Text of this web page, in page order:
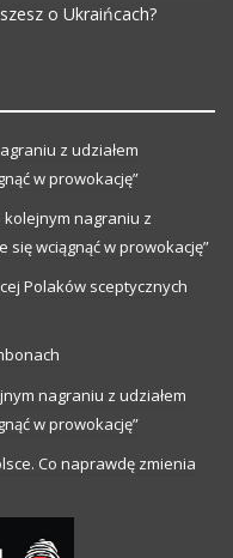
o Ukraińcach?
z udziałem
w prowokację”
nagraniu z
się wciągnąć w prowokację”
Polaków sceptycznych
nagraniu z udziałem
w prowokację”
Co naprawdę zmienia